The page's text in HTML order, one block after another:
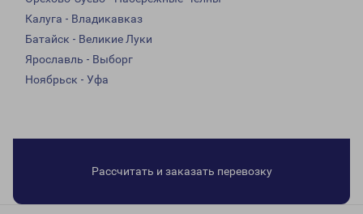
Калуга - Владикавказ
Батайск - Великие Луки
Ярославль - Выборг
Ноябрьск - Уфа
Рассчитать и заказать перевозку